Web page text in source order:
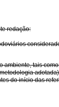
redação:
tais
do início das